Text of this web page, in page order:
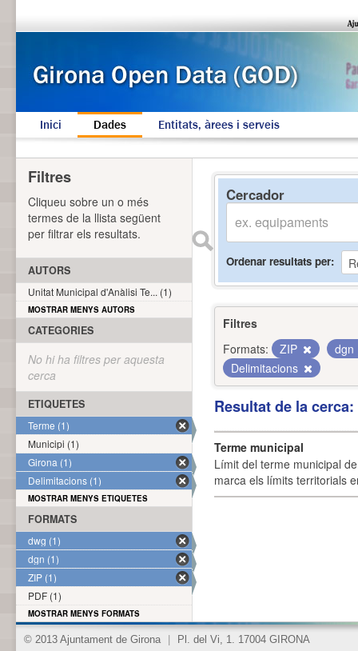
Inici Dades Entitats, àrees i serveis
Cercador
Ordenar resultats per
Filtres
Formats:
ZIP
dgn
Delimitacions
Resultat de la
Terme municipal
Límit del terme municipal
marca els límits territorials
Filtres
Cliqueu sobre un o més
termes de la llista següent
per filtrar els resultats.
AUTORS
Unitat Municipal d'Anàlisi Te... (1)
MOSTRAR MENYS AUTORS
CATEGORIES
No hi ha filtres per aquesta
cerca
ETIQUETES
Terme (1)
Municipi (1)
Girona (1)
Delimitacions (1)
MOSTRAR MENYS ETIQUETES
FORMATS
dwg (1)
dgn (1)
ZIP (1)
PDF (1)
MOSTRAR MENYS FORMATS
© 2013 Ajuntament de Girona Pl. del Vi, 1. 17004 GIRONA